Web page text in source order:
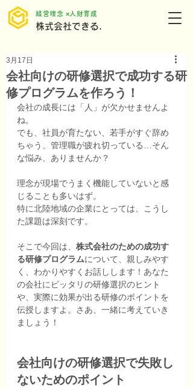
株式会社できる.
​経営理念 ×人財育成
会社向けの研修選択で成功する研
修プログラムを作ろう！
3月17日
会社の成長には「人」が欠かせませんよ
ね。
でも、社員が育たない、若手がすぐ辞め
ちゃう、管理職が疲れ切っている…そん
な悩み、ありませんか？
理念が現場でうまく機能していないと感
じることも多いはず。
特に北陸地域の企業にとっては、こうし
た課題は深刻です。
そこで今回は、 株式会社のための成功す
る研修プログラムについて、親しみやす
く、わかりやすくお話しします！あなた
の会社にピッタリの研修選択のヒント
や、実際に効果が出る研修のポイントを
伝授しますよ。さあ、一緒に考えていき
ましょう！
会社向けの研修選択で失敗し
ないためのポイント